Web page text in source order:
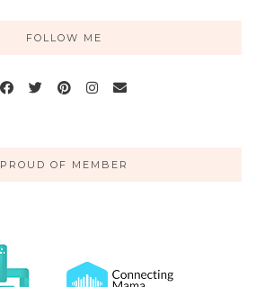
FOLLOW ME
PROUD OF MEMBER